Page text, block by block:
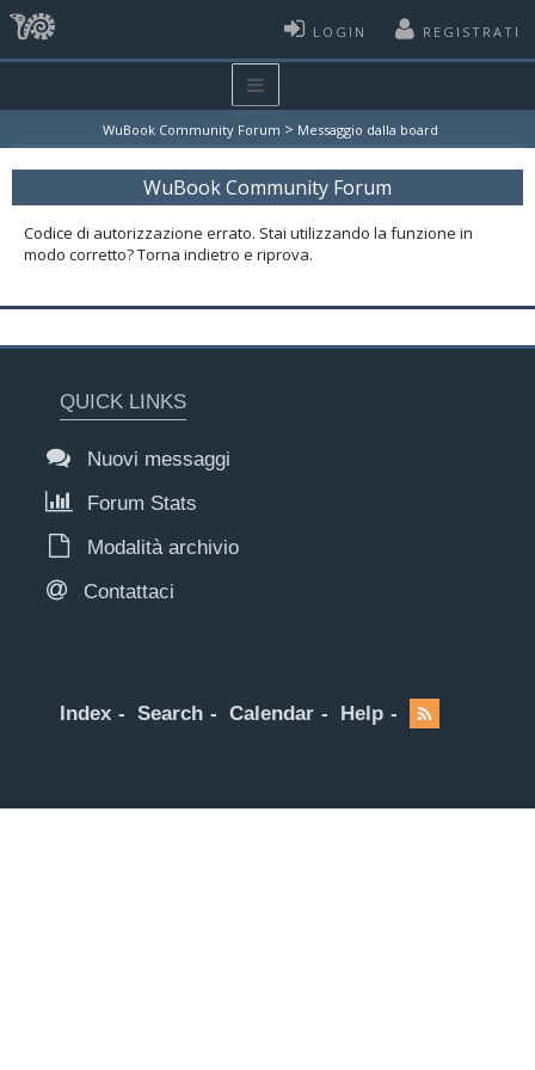
LOGIN REGISTRATI
WuBook Community Forum > Messaggio dalla board
WuBook Community Forum
Codice di autorizzazione errato. Stai utilizzando la funzione in
modo corretto? Torna indietro e riprova.
QUICK LINKS
Nuovi messaggi
Forum Stats
Modalità archivio
Contattaci
Index Search Calendar Help